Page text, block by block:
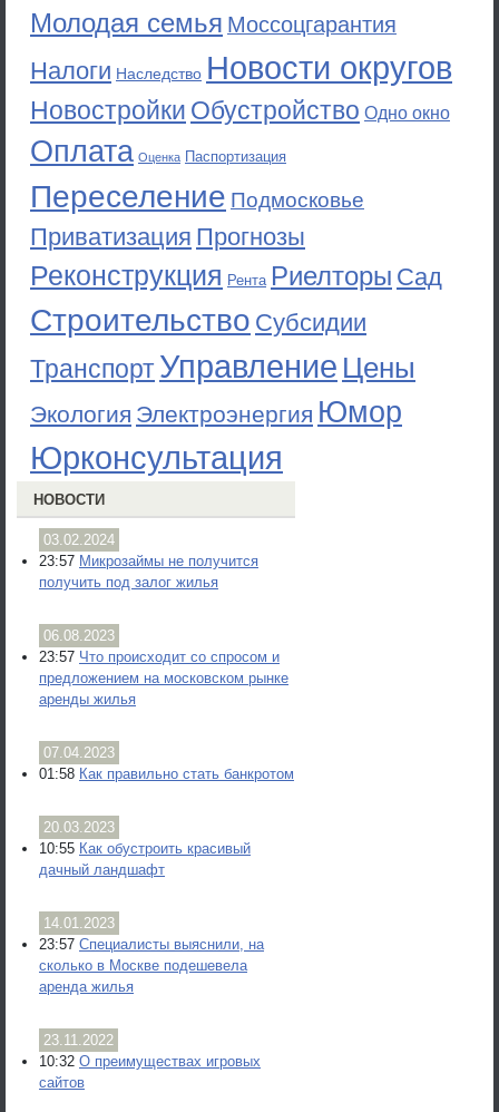
Молодая семья Моссоцгарантия
Налоги Наследство Новости округов
Новостройки Обустройство Одно окно
Оплата Оценка Паспортизация
Переселение Подмосковье
Приватизация Прогнозы
Реконструкция Рента Риелторы Сад
Строительство Субсидии
ТранспортУправление Цены
Экология Электроэнергия Юмор
Юрконсультация
НОВОСТИ
03.02.2024
23:57 Микрозаймы не получится
получить под залог жилья
06.08.2023
23:57 Что происходит со спросом и
предложением на московском рынке
аренды жилья
07.04.2023
01:58 Как правильно стать банкротом
20.03.2023
10:55 Как обустроить красивый
дачный ландшафт
14.01.2023
23:57 Специалисты выяснили, на
сколько в Москве подешевела
аренда жилья
23.11.2022
10:32 О преимуществах игровых
сайтов